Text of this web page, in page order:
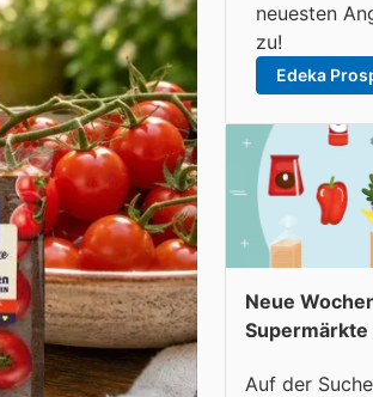
neuesten
zu!
Edeka
Neue
Supermärkte
Auf der